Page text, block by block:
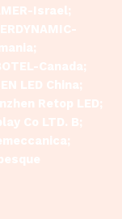
Israel;
Canada;
LED China;
Retop LED;
Co LTD. B;